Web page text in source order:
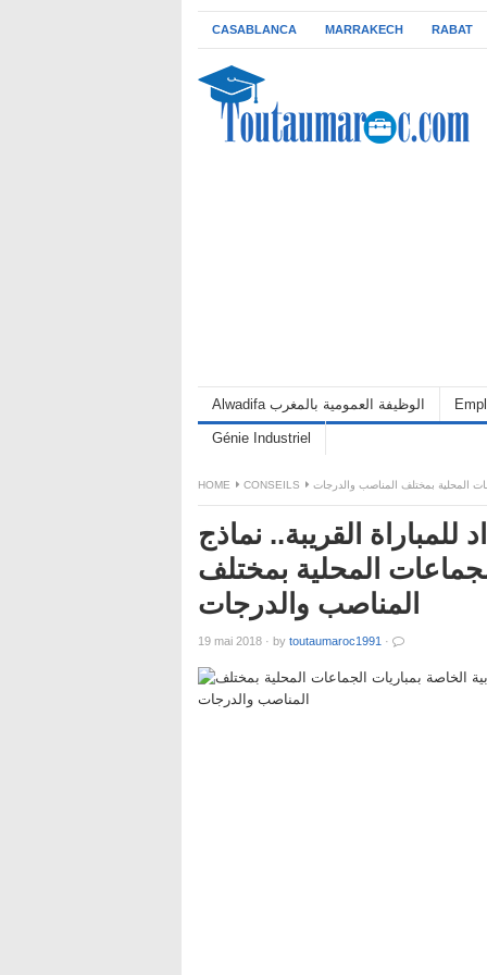
CASABLANCA MARRAKECH RABAT
Alwadifa الوظيفة العمومية بالمغرب
Génie Industriel
HOME CONSEILS المحلية بمختلف المناصب والدرجات
للمباراة القريبة.. نماذج
المحلية بمختلف
المناصب والدرجات
19 mai 2018 · by toutaumaroc1991 ·